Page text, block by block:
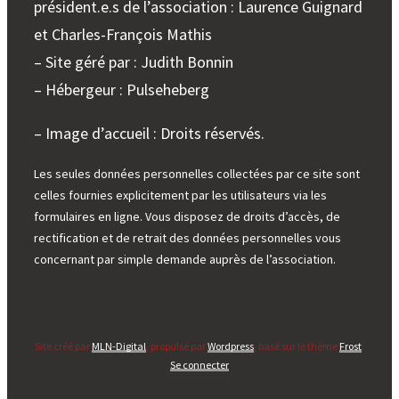
2017
président.e.s de l’association : Laurence Guignard
et Charles-François Mathis
– Site géré par : Judith Bonnin
– Hébergeur : Pulseheberg
– Image d’accueil : Droits réservés.
Les seules données personnelles collectées par ce site sont
celles fournies explicitement par les utilisateurs via les
formulaires en ligne. Vous disposez de droits d’accès, de
rectification et de retrait des données personnelles vous
concernant par simple demande auprès de l’association.
Site créé par MLN-Digital , propulsé parWordpress , basé sur le thème Frost.
Se connecter